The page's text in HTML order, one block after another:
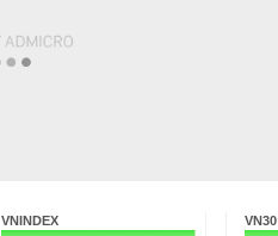
VNINDEX VN30